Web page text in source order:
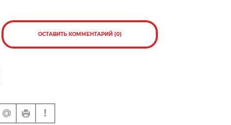
ОСТАВИТЬ КОММЕНТАРИЙ (0)